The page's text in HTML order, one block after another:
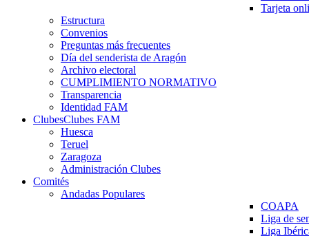
Tarjeta
Estructura
Convenios
Preguntas más frecuentes
Día del senderista de Aragón
Archivo electoral
CUMPLIMIENTO NORMATIVO
Transparencia
Identidad FAM
ClubesClubes FAM
Huesca
Teruel
Zaragoza
Administración Clubes
Comités
Andadas Populares
COAPA
Liga de
Liga